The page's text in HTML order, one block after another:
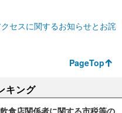
セスに関するお知らせとお詫
PageTop
キング
食店関係者に関する市税等の